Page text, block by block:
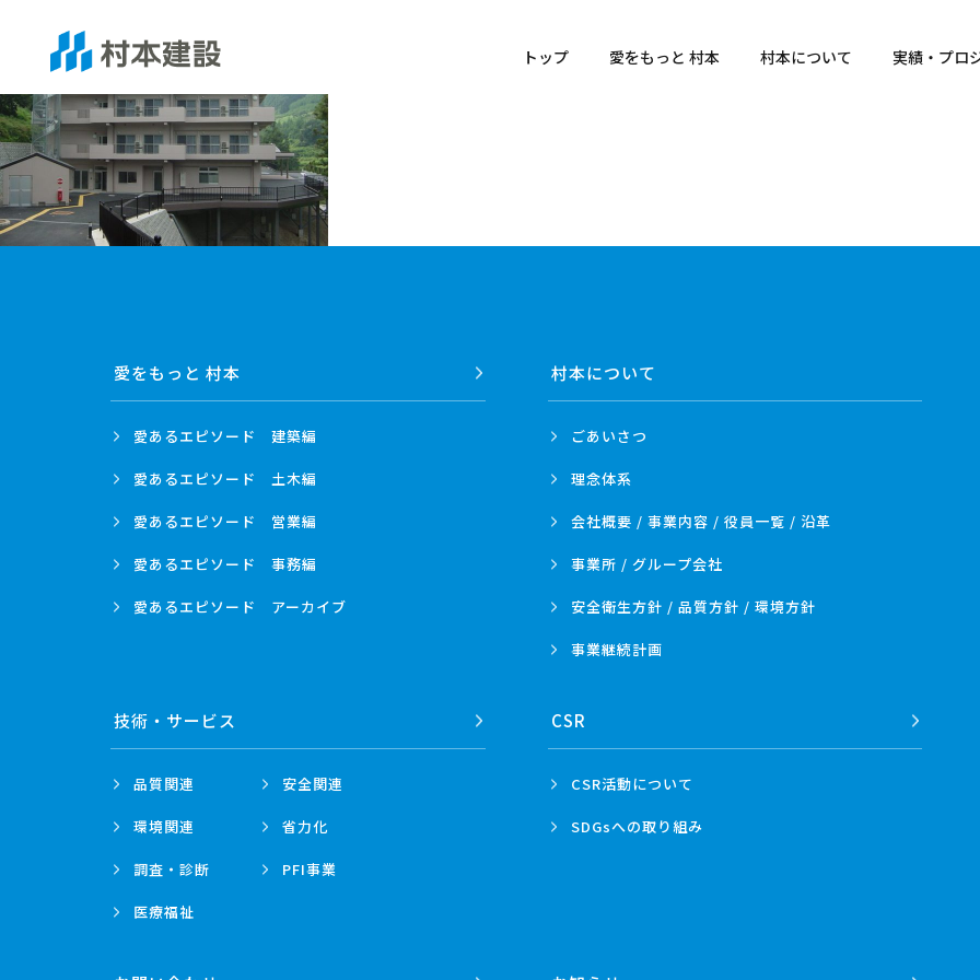
トップ 愛をもっと 村本 村本について 実績・プロ
愛をもっと 村本
愛あるエピソード 建築編
愛あるエピソード 土木編
愛あるエピソード 営業編
愛あるエピソード 事務編
愛あるエピソード アーカイブ
村本について
ごあいさつ
理念体系
会社概要 / 事業内容 / 役員一覧 / 沿革
事業所 / グループ会社
安全衛生方針 / 品質方針 / 環境方針
事業継続計画
技術・ サービス
品質関連 安全関連
環境関連 省力化
調査・診断 PFI事業
医療福祉
CSR
CSR活動について
SDGsへの取り組み